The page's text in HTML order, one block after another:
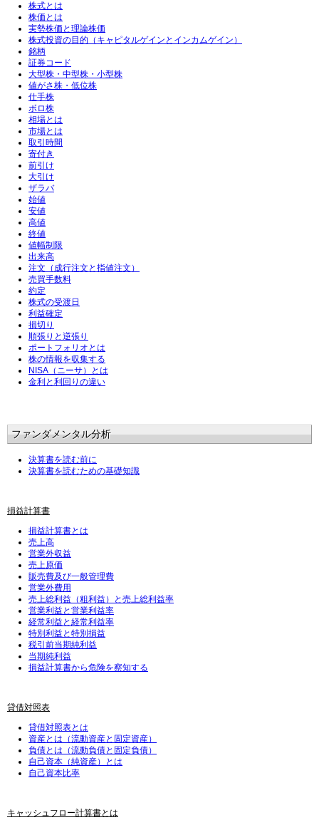
株式とは
株価とは
実勢株価と理論株価
株式投資の目的（キャピタルゲインとインカムゲイン）
銘柄
証券コード
大型株・中型株・小型株
値がさ株・低位株
仕手株
ボロ株
相場とは
市場とは
取引時間
寄付き
前引け
大引け
ザラバ
始値
安値
高値
終値
値幅制限
出来高
注文（成行注文と指値注文）
売買手数料
約定
株式の受渡日
利益確定
損切り
順張りと逆張り
ポートフォリオとは
株の情報を収集する
NISA（ニーサ）とは
金利と利回りの違い
ファンダメンタル分析
決算書を読む前に
決算書を読むための基礎知識
損益計算書
損益計算書とは
売上高
営業外収益
売上原価
販売費及び一般管理費
営業外費用
売上総利益（粗利益）と売上総利益率
営業利益と営業利益率
経常利益と経常利益率
特別利益と特別損益
税引前当期純利益
当期純利益
損益計算書から危険を察知する
貸借対照表
貸借対照表とは
資産とは（流動資産と固定資産）
負債とは（流動負債と固定負債）
自己資本（純資産）とは
自己資本比率
キャッシュフロー計算書とは